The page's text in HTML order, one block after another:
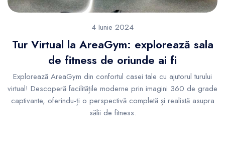
4 Iunie 2024
Tur Virtual la AreaGym: explorează sala
de fitness de oriunde ai fi
Explorează AreaGym din confortul casei tale cu ajutorul turului
virtual! Descoperă facilitățile moderne prin imagini 360 de grade
captivante, oferindu-ți o perspectivă completă și realistă asupra
sălii de fitness.